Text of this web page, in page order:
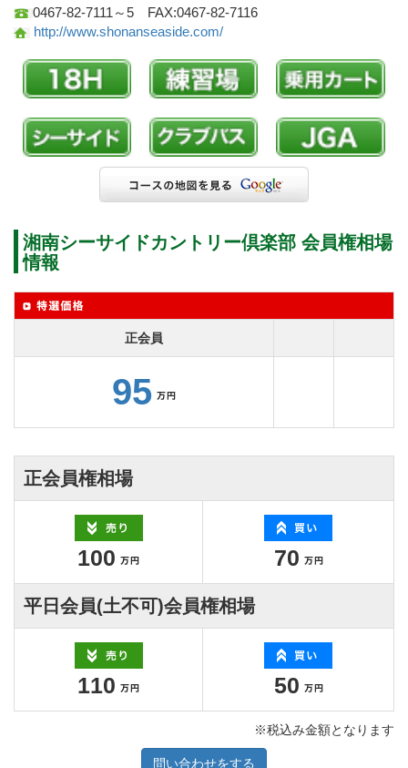
0467-82-7111～5 FAX:0467-82-7116
http://www.shonanseaside.com/
湘南シーサイドカントリー倶楽部 会員権相場
情報
正会員
95
正会員権相場
100 70
平日会員(土不可)会員権相場
110 50
※税込み金額となります
問い合わせをする